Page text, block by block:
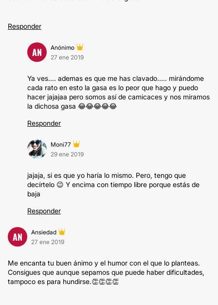
Responder
AN
Anónimo
27 ene 2019
Ya ves.... ademas es que me has clavado..... mirándome
cada rato en esto la gasa es lo peor que hago y puedo
hacer jajajaa pero somos así de camicaces y nos miramos
la dichosa gasa 😂😂😂😂😂
Responder
Moni77
29 ene 2019
jajaja, si es que yo haría lo mismo. Pero, tengo que
decírtelo 😉 Y encima con tiempo libre porque estás de
baja
Responder
AN
Ansiedad
27 ene 2019
Me encanta tu buen ánimo y el humor con el que lo planteas.
Consigues que aunque sepamos que puede haber dificultades,
tampoco es para hundirse.👏👏👏👏